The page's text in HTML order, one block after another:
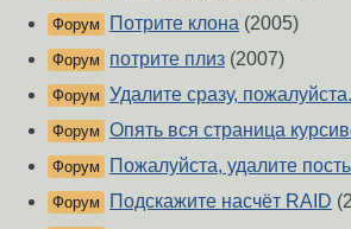
Форум Потрите клона (2005)
Форум потрите плиз (2007)
Форум Удалите сразу, пожалуйста.
Форум Опять вся страница
Форум Пожалуйста, удалите
Форум Подскажите насчёт RAID